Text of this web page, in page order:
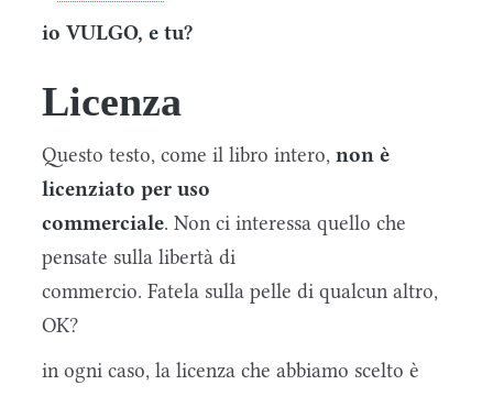
io VULGO, e tu?
Licenza
Questo testo, come il libro intero,non è
licenziato per uso
commerciale. Non ci interessa quello che
pensate sulla libertà di
commercio. Fatela sulla pelle di qualcun altro,
OK?
in ogni caso, la licenza che abbiamo scelto è